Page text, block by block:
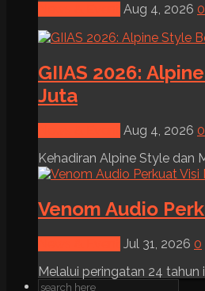
Aug 4, 2026 0
GIIAS 2026:
Juta
Aug 4, 2026 0
Kehadiran Alpine Style dan
Venom Audio
Jul 31, 2026 0
Melalui peringatan 24 tahun